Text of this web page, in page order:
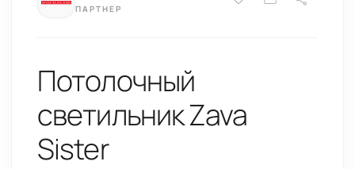
ПАРТНЕР
Потолочный
светильник Zava
Sister